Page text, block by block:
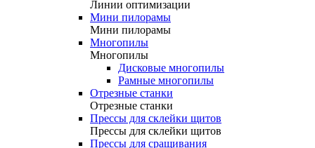
Линии оптимизации
Мини пилорамы
Мини пилорамы
Многопилы
Многопилы
Дисковые многопилы
Рамные многопилы
Отрезные станки
Отрезные станки
Прессы для склейки щитов
Прессы для склейки щитов
Прессы для сращивания